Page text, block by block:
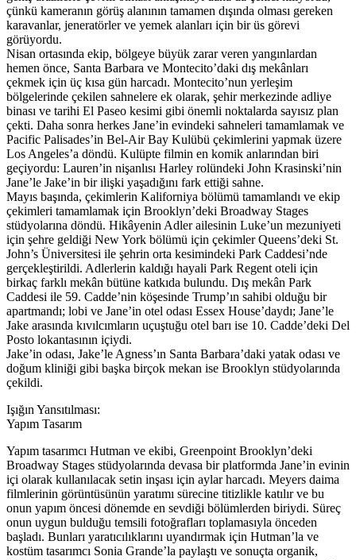
çünkü kameranın görüş alanının tamamen dışında olması gereken
karavanlar, jeneratörler ve yemek alanları için bir üs görevi
görüyordu.
Nisan ortasında ekip, bölgeye büyük zarar veren yangınlardan
hemen önce, Santa Barbara ve Montecito’daki dış mekânları
çekmek için üç kısa gün harcadı. Montecito’nun yerleşim
bölgelerinde çekilen sahnelere ek olarak, şehir merkezinde adliye
binası ve tarihi El Paseo kesimi gibi önemli noktalarda sayısız plan
çekti. Daha sonra herkes Jane’in evindeki sahneleri tamamlamak ve
Pacific Palisades’in Bel-Air Bay Kulübü çekimlerini yapmak üzere
Los Angeles’a döndü. Kulüpte filmin en komik anlarından biri
geçiyordu: Lauren’in nişanlısı Harley rolündeki John Krasinski’nin
Jane’le Jake’in bir ilişki yaşadığını fark ettiği sahne.
Mayıs başında, çekimlerin Kaliforniya bölümü tamamlandı ve ekip
çekimleri tamamlamak için Brooklyn’deki Broadway Stages
stüdyolarına döndü. Hikâyenin Adler ailesinin Luke’un mezuniyeti
için şehre geldiği New York bölümü için çekimler Queens’deki St.
John’s Üniversitesi ile şehrin orta kesimindeki Park Caddesi’nde
gerçekleştirildi. Adlerlerin kaldığı hayali Park Regent oteli için
birkaç farklı mekân bütüne katkıda bulundu. Dış mekân Park
Caddesi ile 59. Cadde’nin köşesinde Trump’ın sahibi olduğu bir
apartmandı; lobi ve Jane’in otel odası Essex House’daydı; Jane’le
Jake arasında kıvılcımların uçuştuğu otel barı ise 10. Cadde’deki Del
Posto lokantasının içiydi.
Jake’in odası, Jake’le Agness’ın Santa Barbara’daki yatak odası ve
doğum kliniği gibi başka birçok mekan ise Brooklyn stüdyolarında
çekildi.
Işığın Yansıtılması:
Yapım Tasarım
Yapım tasarımcı Hutman ve ekibi, Greenpoint Brooklyn’deki
Broadway Stages stüdyolarında devasa bir platformda Jane’in evinin
içi olarak kullanılacak setin inşası için aylar harcadı. Meyers daima
filmlerinin görüntüsünün yaratımı sürecine titizlikle katılır ve bu
onun yapım öncesi dönemde en sevdiği bölümlerden biriydi. Süreç
onun uygun bulduğu temsili fotoğrafları toplamasıyla önceden
başladı. Bunları yaratıcılıklarını uyandırmak için Hutman’la ve
kostüm tasarımcı Sonia Grande’la paylaştı ve sonuçta organik,